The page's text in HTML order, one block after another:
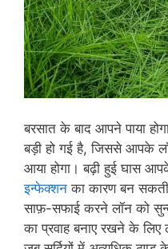
बरसात के बाद आपने पाया
बड़ी हो गई है, जिससे आपके
आया होगा। बढ़ी हुई घास
इन्फेक्शन का कारण बन
साफ़-सफाई करने लॉन को
का प्रवाह बनाए रखने के